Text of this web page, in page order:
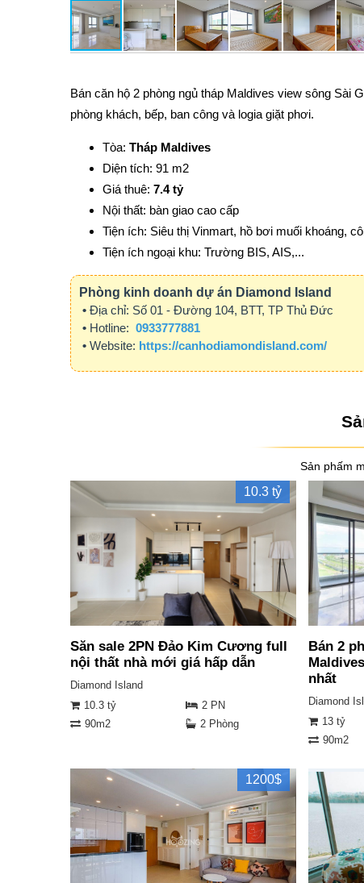
Bán căn hộ 2 phòng ngủ tháp Maldives view sông Sài
phòng khách, bếp, ban công và logia giặt phơi.
Tòa: Tháp Maldives
Diện tích: 91 m2
Giá thuê: 7.4tỷ
Nội thất: bàn giao cao cấp
Tiện ích: Siêu thị Vinmart, hồ bơi muối khoáng,
Tiện ích ngoại khu: Trường BIS, AIS,...
Phòng kinh doanh dự án Diamond Island
• Địa chỉ: Số 01 - Đường 104, BTT, TP Thủ Đức
• Hotline: 0933777881
• Website: https://canhodiamondisland.com/
Sản phấm
10.3 tỷ
Săn sale 2PN Đảo Kim Cương full
nội thất nhà mới giá hấp dẫn
Diamond Island
10.3 tỷ
2 PN
90m2
2 Phòng
Bán 2
nhất
Diamond
13 tỷ
90m2
1200$